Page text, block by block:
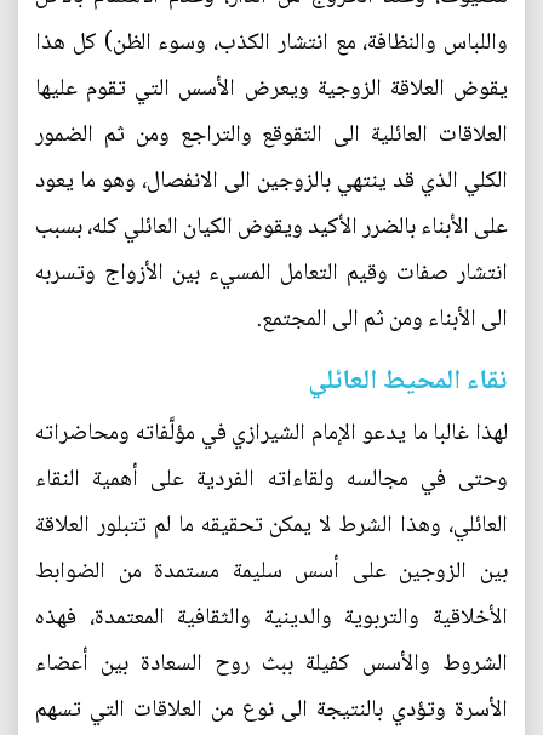
واللباس والنظافة، مع انتشار الكذب، وسوء الظن) كل هذا
يقوض العلاقة الزوجية ويعرض الأسس التي تقوم عليها
العلاقات العائلية الى التقوقع والتراجع ومن ثم الضمور
الكلي الذي قد ينتهي بالزوجين الى الانفصال، وهو ما يعود
على الأبناء بالضرر الأكيد ويقوض الكيان العائلي كله، بسبب
انتشار صفات وقيم التعامل المسيء بين الأزواج وتسربه
الى الأبناء ومن ثم الى المجتمع.
نقاء المحيط العائلي
لهذا غالبا ما يدعو الإمام الشيرازي في مؤلَّفاته ومحاضراته
وحتى في مجالسه ولقاءاته الفردية على أهمية النقاء
العائلي، وهذا الشرط لا يمكن تحقيقه ما لم تتبلور العلاقة
بين الزوجين على أسس سليمة مستمدة من الضوابط
الأخلاقية والتربوية والدينية والثقافية المعتمدة، فهذه
الشروط والأسس كفيلة ببث روح السعادة بين أعضاء
الأسرة وتؤدي بالنتيجة الى نوع من العلاقات التي تسهم